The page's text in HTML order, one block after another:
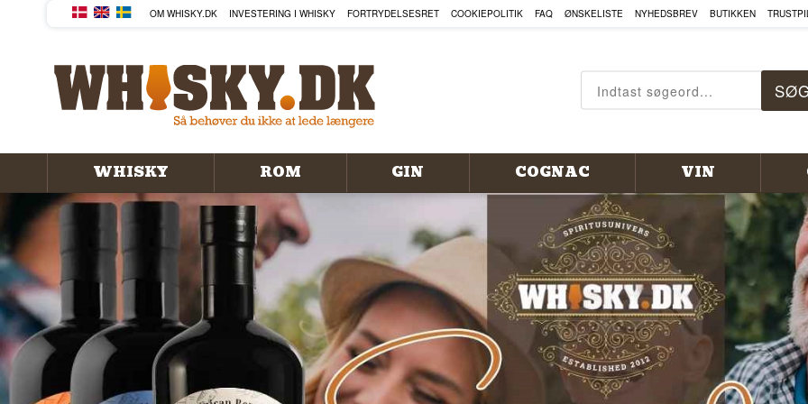
KØB DIN WHISKY, ROM, GIN, COGNAC OG MEGET MERE
OM WHISKY.DK INVESTERING I WHISKY FORTRYDELSESRET COOKIEPOLITIK FAQ ØNSKELISTE NYHEDSBREV BUTIKKEN
WHISKY ROM GIN COGNAC VIN